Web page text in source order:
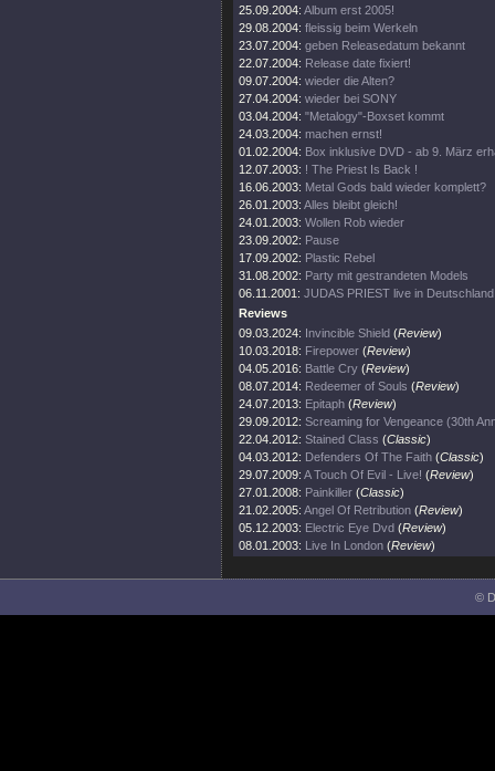
25.09.2004: Album erst 2005!
29.08.2004: fleissig beim Werkeln
23.07.2004: geben Releasedatum bekannt
22.07.2004: Release date fixiert!
09.07.2004: wieder die Alten?
27.04.2004: wieder bei SONY
03.04.2004: "Metalogy"-Boxset kommt
24.03.2004: machen ernst!
01.02.2004: Box inklusive DVD - ab 9. März
12.07.2003: ! The Priest Is Back !
16.06.2003: Metal Gods bald wieder komplett?
26.01.2003: Alles bleibt gleich!
24.01.2003: Wollen Rob wieder
23.09.2002: Pause
17.09.2002: Plastic Rebel
31.08.2002: Party mit gestrandeten Models
06.11.2001: JUDAS PRIEST live in Deutschland
Reviews
09.03.2024: Invincible Shield (Review)
10.03.2018: Firepower (Review)
04.05.2016: Battle Cry (Review)
08.07.2014: Redeemer of Souls (Review)
24.07.2013: Epitaph (Review)
29.09.2012: Screaming for Vengeance (30th
22.04.2012: Stained Class (Classic)
04.03.2012: Defenders Of The Faith (Classic)
29.07.2009: A Touch Of Evil - Live! (Review)
27.01.2008: Painkiller (Classic)
21.02.2005: Angel Of Retribution (Review)
05.12.2003: Electric Eye Dvd (Review)
08.01.2003: Live In London (Review)
©